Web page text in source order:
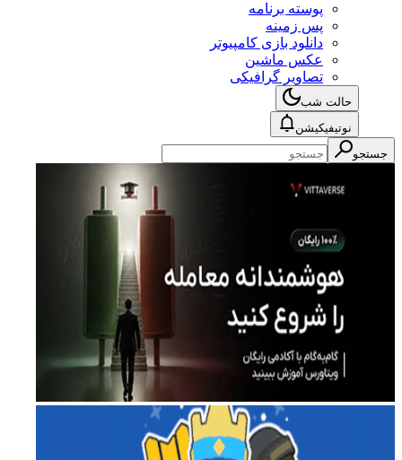
پوسته برنامه
پس زمینه
دانلود بازی کامپیوتر
عکس ماشین
تصاویر گرافیکی
حالت شب
نوتیفیکیشن
جستجو